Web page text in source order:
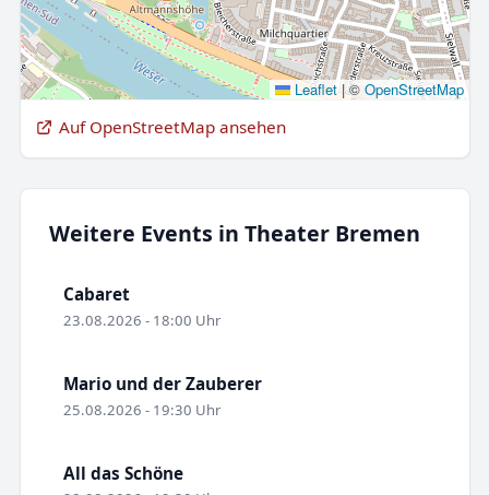
Leaflet |© OpenStreetMap
Auf OpenStreetMap ansehen
Weitere Events in Theater Bremen
Cabaret
23.08.2026 - 18:00 Uhr
Mario und der Zauberer
25.08.2026 - 19:30 Uhr
All das Schöne